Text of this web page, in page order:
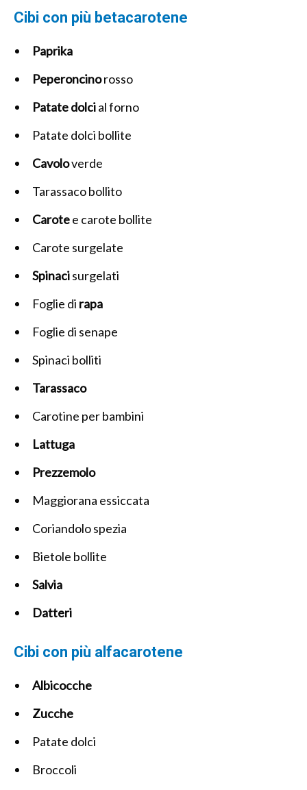
Cibi con più betacarotene
Paprika
Peperoncinorosso
Patatedolcial forno
Patate dolci bollite
Cavoloverde
Tarassaco bollito
Carotee carote bollite
Carote surgelate
Spinacisurgelati
Foglie di rapa
Foglie di senape
Spinaci bolliti
Tarassaco
Carotine per bambini
Lattuga
Prezzemolo
Maggiorana essiccata
Coriandolo spezia
Bietole bollite
Salvia
Datteri
Cibi con più alfacarotene
Albicocche
Zucche
Patate dolci
Broccoli